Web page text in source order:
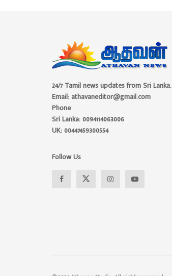
24/7 Tamil news updates from Sri Lanka.
Email: athavaneditor@gmail.com
Phone
Sri Lanka: 0094114063006
UK: 00447459300554
Follow Us